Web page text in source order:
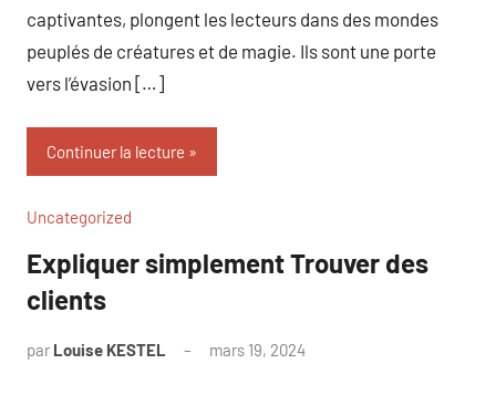
captivantes, plongent les lecteurs dans des mondes
peuplés de créatures et de magie. Ils sont une porte
vers l’évasion […]
Continuer la lecture
Uncategorized
Expliquer simplement Trouver des
clients
par Louise KESTEL mars 19, 2024